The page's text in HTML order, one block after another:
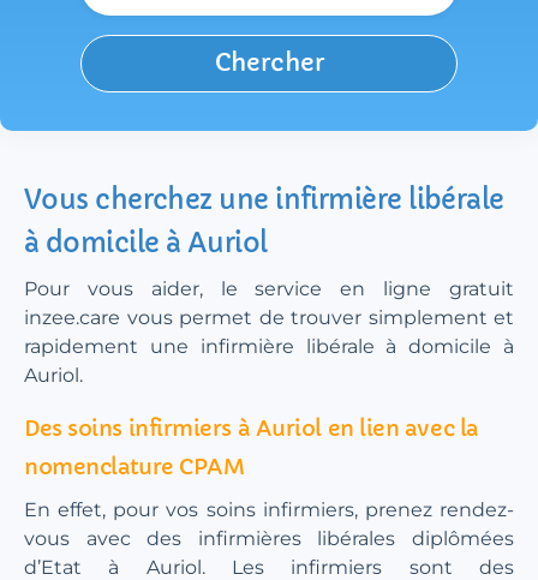
Chercher
Vous cherchez une infirmière libérale
à domicile à Auriol
Pour vous aider, le service en ligne gratuit
inzee.care vous permet de trouver simplement et
rapidement une infirmière libérale à domicile à
Auriol.
Des soins infirmiers à Auriol en lien avec la
nomenclature CPAM
En effet, pour vos soins infirmiers, prenez rendez-
vous avec des infirmières libérales diplômées
d’Etat à Auriol. Les infirmiers sont des